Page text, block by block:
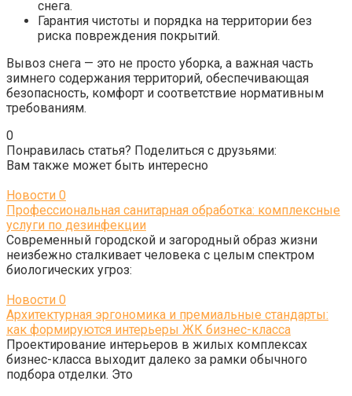
снега.
Гарантия чистоты и порядка на территории без
риска повреждения покрытий.
Вывоз снега — это не просто уборка, а важная часть
зимнего содержания территорий, обеспечивающая
безопасность, комфорт и соответствие нормативным
требованиям.
0
Понравилась статья? Поделиться с друзьями:
Вам также может быть интересно
Новости 0
Профессиональная санитарная обработка: комплексные
услуги по дезинфекции
Современный городской и загородный образ жизни
неизбежно сталкивает человека с целым спектром
биологических угроз:
Новости 0
Архитектурная эргономика и премиальные стандарты:
как формируются интерьеры ЖК бизнес-класса
Проектирование интерьеров в жилых комплексах
бизнес-класса выходит далеко за рамки обычного
подбора отделки. Это